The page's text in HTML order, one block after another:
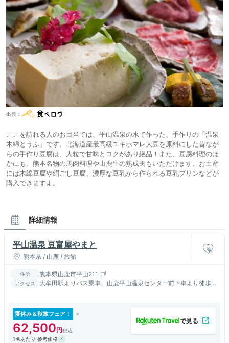
出典：
ここを訪れる人のお目当ては、平山温泉の水で作った、手作りの「温泉
木綿とうふ」です。北海道産最高級ユキホマレ大豆を原料にした昔なが
らの手作り豆腐は、大粒で甘味とコクがあり絶品！また、豆腐料理のほ
かにも、熊本名物の馬肉料理や山鹿牛の熟成肉もいただけます。お土産
には木綿豆腐や絹ごし豆腐、濃厚な豆乳から作られる豆乳プリンなどが
購入できますよ。
詳細情報
平山温泉 豆富屋やまと
熊本県 / 山鹿 / 旅館
住所 熊本県山鹿市平山211
アクセス
大牟田駅よりバス乗車、山鹿平山温泉センター前下車より徒歩10
夏休み＆秋旅フェア！
62,500
1名あたり 参考価格